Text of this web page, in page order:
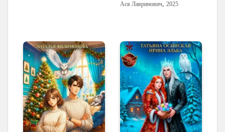
Ася Лавринович 2025